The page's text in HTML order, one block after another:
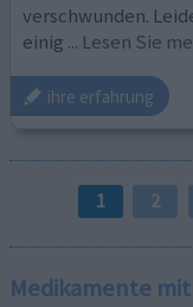
verschwunden.
einig ... Lesen Sie
ihre erfahrung
1 2
Medikamente